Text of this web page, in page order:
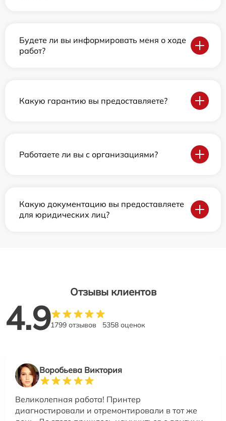
Будете ли вы информировать меня о ходе
работ?
Какую гарантию вы предоставляете?
Работаете ли вы с организациями?
Какую документацию вы предоставляете
для юридических лиц?
Отзывы клиентов
4.91799 отзывов 5358 оценок
Воробьева Виктория
Великолепная работа! Принтер
диагностировали и отремонтировали в тот же